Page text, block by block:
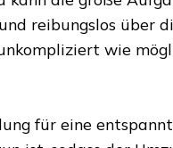
reibungslos über
wie
für eine